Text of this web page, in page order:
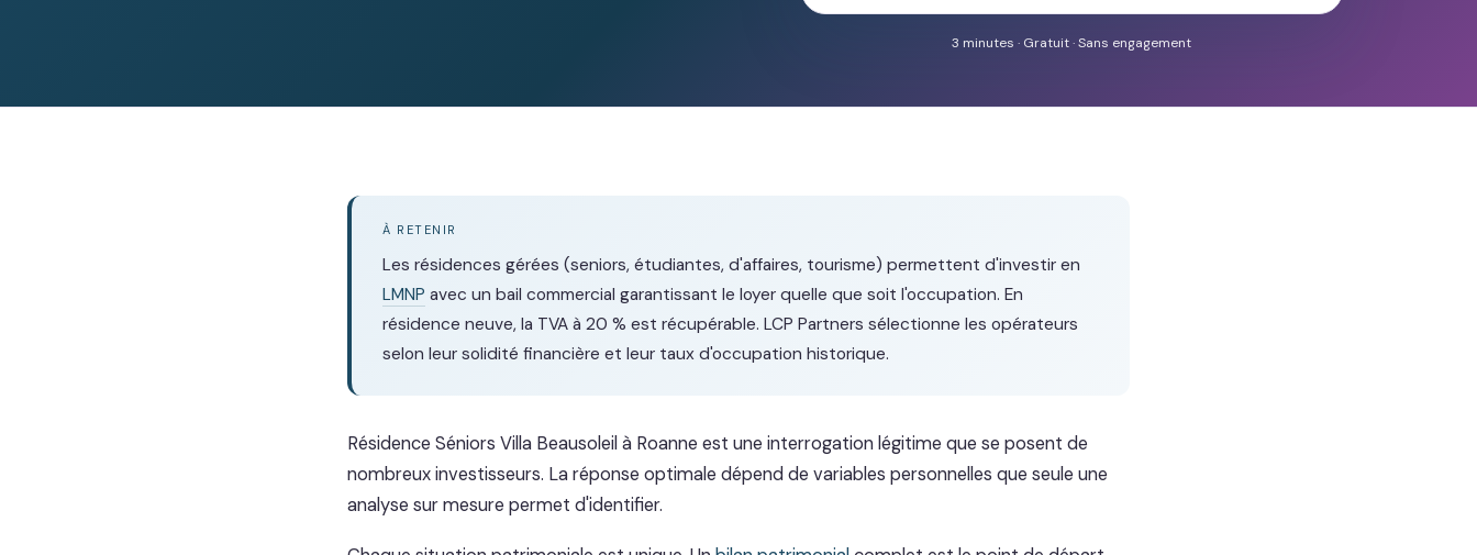
3 minutes · Gratuit · Sans engagement
À RETENIR
Les résidences gérées (seniors, étudiantes, d'affaires, tourisme) permettent d'investir en
LMNP avec un bail commercial garantissant le loyer quelle que soit l'occupation. En
résidence neuve, la TVA à 20 % est récupérable. LCP Partners sélectionne les opérateurs
selon leur solidité financière et leur taux d'occupation historique.
Résidence Séniors Villa Beausoleil à Roanne est une interrogation légitime que se posent de
nombreux investisseurs. La réponse optimale dépend de variables personnelles que seule une
analyse sur mesure permet d'identifier.